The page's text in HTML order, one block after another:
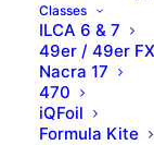
Classes
ILCA 6 & 7
49er / 49er FX
Nacra 17
470
iQFoil
Formula Kite